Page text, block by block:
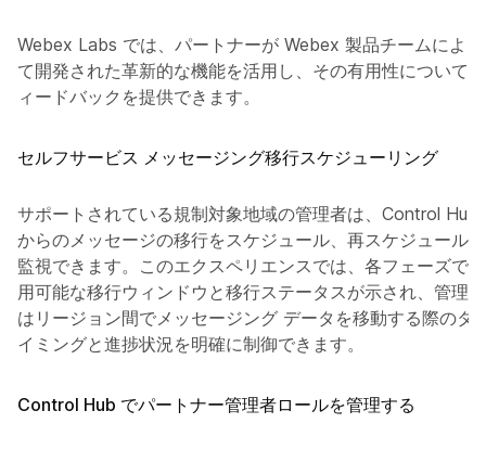
Webex Labs では、パートナーが Webex 製品チームによっ
て開発された革新的な機能を活用し、その有用性についてフ
ィードバックを提供できます。
セルフサービス メッセージング移行スケジューリング
サポートされている規制対象地域の管理者は、Control Hub
からのメッセージの移行をスケジュール、再スケジュール、
監視できます。このエクスペリエンスでは、各フェーズで利
用可能な移行ウィンドウと移行ステータスが示され、管理者
はリージョン間でメッセージング データを移動する際のタ
イミングと進捗状況を明確に制御できます。
Control Hub でパートナー管理者ロールを管理する